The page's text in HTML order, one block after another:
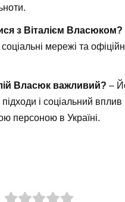
з Віталієм Власюком?
мережі та
Власюк важливий? –
підходи і соціальний
персоною в Україні.